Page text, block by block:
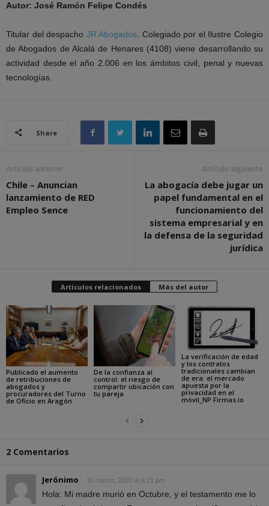
Autor: José Ramón Felipe Condés
Titular del despacho JR Abogados. Colegiado por el Ilustre Colegio
de Abogados de Alcalá de Henares (4108) viene desarrollando su
actividad desde el año 2.006 en los ámbitos civil, penal y nuevas
tecnologías.
Share
Artículo anterior
Chile – Anuncian
lanzamiento de RED
Empleo Sence
Artículo siguiente
La abogacía debe jugar un
papel fundamental en el
funcionamiento del
sistema empresarial y en
la defensa de la seguridad
jurídica
Artículos relacionados Más del autor
Publicado el aumento
de retribuciones de
abogados y
procuradores del Turno
de Oficio en Aragón
De la confianza al
control: el riesgo de
compartir ubicación con
tu pareja
La verificación de edad
y los contratos
tradicionales cambian
de era: el mercado
apuesta por la
privacidad en el
móvil_NP Firmas.io
2 Comentarios
Jerónimo 31 marzo, 2020 at 6:21 pm
Hola: Mi madre murió en Octubre, y el testamento me lo